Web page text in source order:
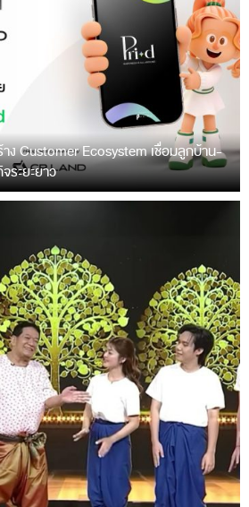
ง Customer Ecosystem เชื่อมลูกบ้าน-
ะยะยาว